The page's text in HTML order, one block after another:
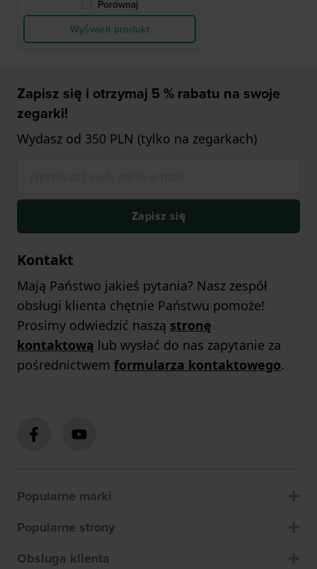
Porównaj
Wyświetl produkt
Zapisz się i otrzymaj 5 % rabatu na swoje
zegarki!
Wydasz od 350 PLN (tylko na zegarkach)
Zapisz się
Kontakt
Mają Państwo jakieś pytania? Nasz zespół
obsługi klienta chętnie Państwu pomoże!
Prosimy odwiedzić naszą stronę
kontaktową lub wysłać do nas zapytanie za
pośrednictwem formularza kontaktowego.
Popularne marki
Popularne strony
Obsluga klienta